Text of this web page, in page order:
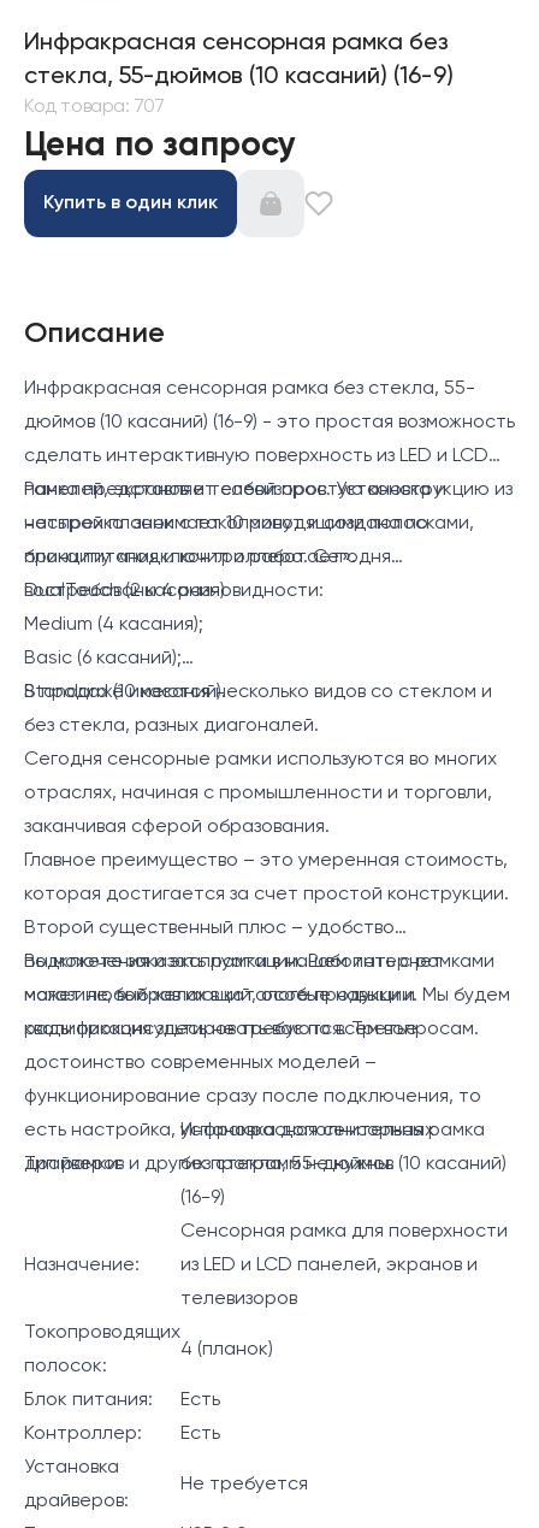
Инфракрасная сенсорная рамка без
стекла, 55-дюймов (10 касаний) (16-9)
Код товара: 707
Цена по запросу
Купить в один клик
Описание
Инфракрасная сенсорная рамка без стекла, 55-
дюймов (10 касаний) (16-9) - это простая возможность
сделать интерактивную поверхность из LED и LCD
панелей, экранов и телевизоров. Установка и
настройка занимает 10 минут и создана по
принципу «подключил и работает».
Рамка представляет собой простую конструкцию из
четырех планок с токопроводящими полосками,
блока питания и контроллера. Сегодня
востребованы 4 разновидности:
DualTouch (2 касания)
Medium (4 касания);
Basic (6 касаний);
Standard (10 касаний).
В продаже имеются несколько видов со стеклом и
без стекла, разных диагоналей.
Сегодня сенсорные рамки используются во многих
отраслях, начиная с промышленности и торговли,
заканчивая сферой образования.
Главное преимущество – это умеренная стоимость,
которая достигается за счет простой конструкции.
Второй существенный плюс – удобство
подключения и эксплуатации. Работать с рамками
может любой желающий, особые навыки и
квалификация здесь не требуются. Третье
достоинство современных моделей –
функционирование сразу после подключения, то
есть настройка, установка дополнительных
драйверов и других программ не нужны.
Вы можете заказать рамки в нашем интернет
магазине, выбрав их в каталоге продукции. Мы будем
рады проконсультировать вас по всем вопросам.
Тип рамки:
Инфракрасная сенсорная рамка
без стекла, 55-дюймов (10 касаний)
(16-9)
Назначение:
Сенсорная рамка для поверхности
из LED и LCD панелей, экранов и
телевизоров
Токопроводящих
полосок:
4 (планок)
Блок питания:
Есть
Контроллер:
Есть
Установка
драйверов:
Не требуется